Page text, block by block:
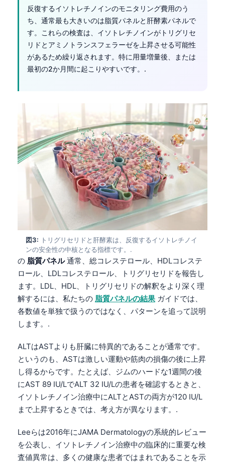
反復するイソトレチノインのモニタリング費用のう
ち、通常最も大きいのは脂質パネルと肝酵素パネルで
す。これらの検査は、イソトレチノインがトリグリセ
リドとアミノトランスフェラーゼを上昇させる可能性
があるため繰り返されます。特に用量増量後、または
最初の2か月間に起こりやすいです。.
図3: トリグリセリドと肝酵素は、反復するイソトレチノイ
ンの安全性の中核となる指標です。.
の 脂質パネル通常、総コレステロール、HDLコレステ
ロール、LDLコレステロール、トリグリセリドを報告し
ます。LDL、HDL、トリグリセリドの解釈をより深く理
解するには、私たちの 脂質パネルの結果 ガイドでは、
各数値を単独で扱うのではなく、パターンを追って説明
します。.
ALTはASTよりも肝臓に特異的であることが通常です。
というのも、ASTは激しい運動や筋肉の損傷の後に上昇
し得るからです。たとえば、ジムのハードな1週間の後
にAST 89 IU/LでALT 32 IU/Lの患者を確認するときと、
イソトレチノイン治療中にALTとASTの両方が120 IU/L
まで上昇するときでは、考え方が異なります。.
Leeらは2016年にJAMA Dermatologyの系統的レビュー
を公表し、イソトレチノイン治療中の臨床的に重要な検
査値異常は、多くの健康な患者ではまれであることを示